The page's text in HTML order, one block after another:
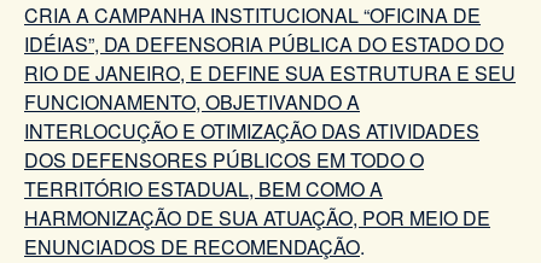
CRIA A CAMPANHA INSTITUCIONAL “OFICINA DE
IDÉIAS”, DA DEFENSORIA PÚBLICA DO ESTADO DO
RIO DE JANEIRO, E DEFINE SUA ESTRUTURA E SEU
FUNCIONAMENTO, OBJETIVANDO A
INTERLOCUÇÃO E OTIMIZAÇÃO DAS ATIVIDADES
DOS DEFENSORES PÚBLICOS EM TODO O
TERRITÓRIO ESTADUAL, BEM COMO A
HARMONIZAÇÃO DE SUA ATUAÇÃO, POR MEIO DE
ENUNCIADOS DE RECOMENDAÇÃO.